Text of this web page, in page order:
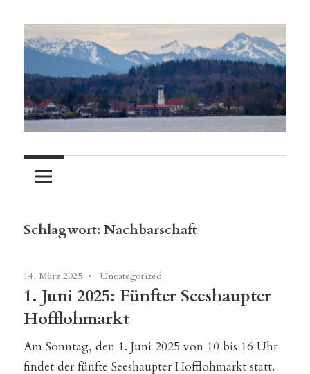
Inhalt
springen
Seeshaupt
erleben
Veranstaltungen
Schlagwort: Nachbarschaft
14. März 2025 Uncategorized
1. Juni 2025: Fünfter Seeshaupter
Hofflohmarkt
Am Sonntag, den 1. Juni 2025 von 10 bis 16 Uhr
findet der fünfte Seeshaupter Hofflohmarkt statt.